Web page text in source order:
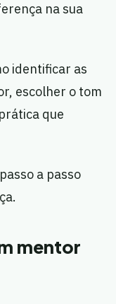
na sua
identificar as
escolher o tom
que
a passo
mentor